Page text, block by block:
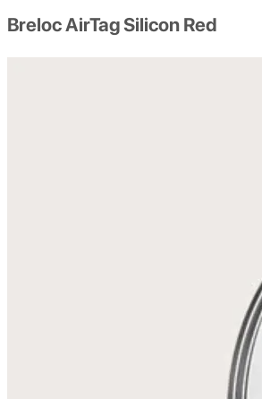
Breloc AirTag Silicon Red